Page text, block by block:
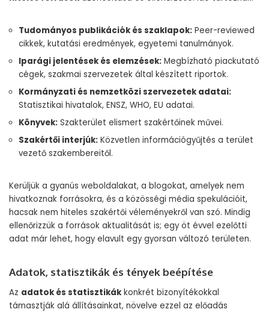
Tudományos publikációk és szaklapok: Peer-reviewed
cikkek, kutatási eredmények, egyetemi tanulmányok.
Iparági jelentések és elemzések: Megbízható piackutató
cégek, szakmai szervezetek által készített riportok.
Kormányzati és nemzetközi szervezetek adatai:
Statisztikai hivatalok, ENSZ, WHO, EU adatai.
Könyvek: Szakterület elismert szakértőinek művei.
Szakértői interjúk: Közvetlen információgyűjtés a terület
vezető szakembereitől.
Kerüljük a gyanús weboldalakat, a blogokat, amelyek nem
hivatkoznak forrásokra, és a közösségi média spekulációit,
hacsak nem hiteles szakértői véleményekről van szó. Mindig
ellenőrizzük a források aktualitását is; egy öt évvel ezelőtti
adat már lehet, hogy elavult egy gyorsan változó területen.
Adatok, statisztikák és tények beépítése
Az adatok és statisztikák konkrét bizonyítékokkal
támasztják alá állításainkat, növelve ezzel az előadás